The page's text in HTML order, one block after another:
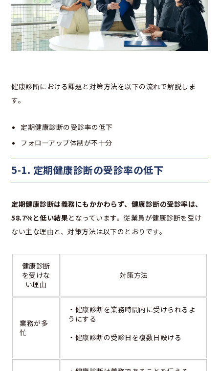
健康診断における課題と対策方法を以下の流れで解説しま
す。
定期健康診断の受診率の低下
フォローアップ体制が不十分
5-1. 定期健康診断の受診率の低下
定期健康診断は義務にもかかわらず、健康診断の受診率は、
58.7%と低い結果となっています。従業員が健康診断を受け
ない主な理由と、対策方法は以下のとおりです。
健康診断
を受けな
い理由
対策方法
業務が多
忙
・健康診断を業務時間内に受けられるよ
うにする
・健康診断の受診日を複数日設ける